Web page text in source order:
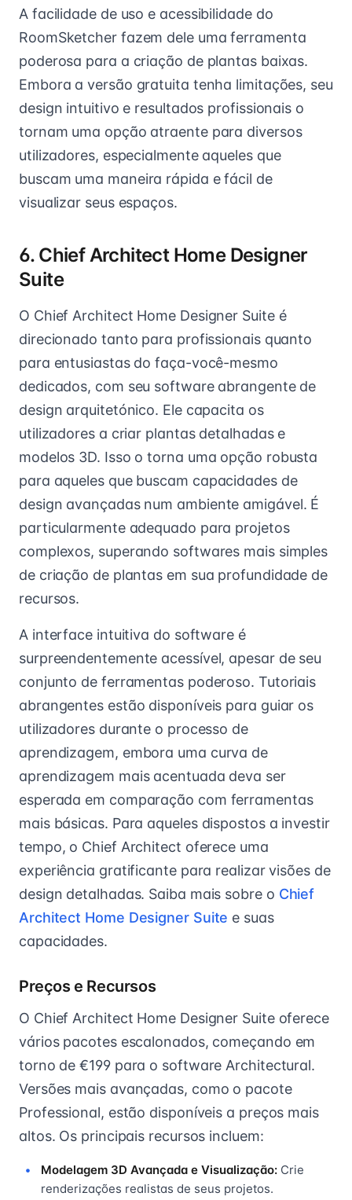
A facilidade de uso e acessibilidade do
RoomSketcher fazem dele uma ferramenta
poderosa para a criação de plantas baixas.
Embora a versão gratuita tenha limitações, seu
design intuitivo e resultados profissionais o
tornam uma opção atraente para diversos
utilizadores, especialmente aqueles que
buscam uma maneira rápida e fácil de
visualizar seus espaços.
6. Chief Architect Home Designer
Suite
O Chief Architect Home Designer Suite é
direcionado tanto para profissionais quanto
para entusiastas do faça-você-mesmo
dedicados, com seu software abrangente de
design arquitetónico. Ele capacita os
utilizadores a criar plantas detalhadas e
modelos 3D. Isso o torna uma opção robusta
para aqueles que buscam capacidades de
design avançadas num ambiente amigável. É
particularmente adequado para projetos
complexos, superando softwares mais simples
de criação de plantas em sua profundidade de
recursos.
A interface intuitiva do software é
surpreendentemente acessível, apesar de seu
conjunto de ferramentas poderoso. Tutoriais
abrangentes estão disponíveis para guiar os
utilizadores durante o processo de
aprendizagem, embora uma curva de
aprendizagem mais acentuada deva ser
esperada em comparação com ferramentas
mais básicas. Para aqueles dispostos a investir
tempo, o Chief Architect oferece uma
experiência gratificante para realizar visões de
design detalhadas. Saiba mais sobre o Chief
Architect Home Designer Suite e suas
capacidades.
Preços e Recursos
O Chief Architect Home Designer Suite oferece
vários pacotes escalonados, começando em
torno de €199 para o software Architectural.
Versões mais avançadas, como o pacote
Professional, estão disponíveis a preços mais
altos. Os principais recursos incluem:
Modelagem 3D Avançada e Visualização: Crie
renderizações realistas de seus projetos.